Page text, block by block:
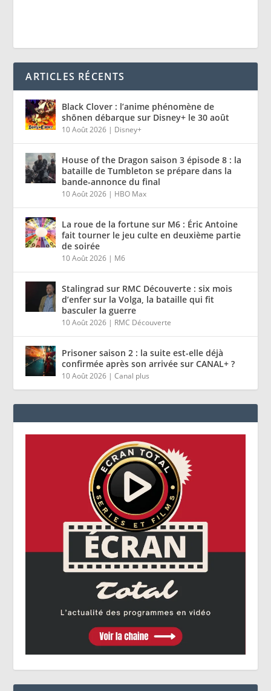
ARTICLES RÉCENTS
Black Clover : l’anime phénomène de
shōnen débarque sur Disney+ le 30 août
10 Août 2026 | Disney+
House of the Dragon saison 3 épisode 8 : la
bataille de Tumbleton se prépare dans la
bande-annonce du final
10 Août 2026 | HBO Max
La roue de la fortune sur M6 : Éric Antoine
fait tourner le jeu culte en deuxième partie
de soirée
10 Août 2026 | M6
Stalingrad sur RMC Découverte : six mois
d’enfer sur la Volga, la bataille qui fit
basculer la guerre
10 Août 2026 | RMC Découverte
Prisoner saison 2 : la suite est-elle déjà
confirmée après son arrivée sur CANAL+ ?
10 Août 2026 |Canal plus